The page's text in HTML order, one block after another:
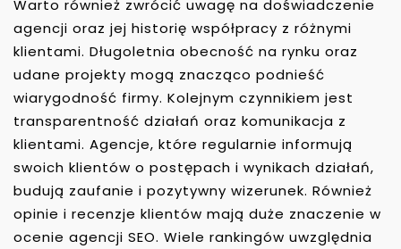
Warto również zwrócić uwagę na doświadczenie
agencji oraz jej historię współpracy z różnymi
klientami. Długoletnia obecność na rynku oraz
udane projekty mogą znacząco podnieść
wiarygodność firmy. Kolejnym czynnikiem jest
transparentność działań oraz komunikacja z
klientami. Agencje, które regularnie informują
swoich klientów o postępach i wynikach działań,
budują zaufanie i pozytywny wizerunek. Również
opinie i recenzje klientów mają duże znaczenie w
ocenie agencji SEO. Wiele rankingów uwzględnia